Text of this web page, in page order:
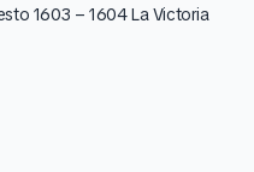
1603 – 1604 La Victoria